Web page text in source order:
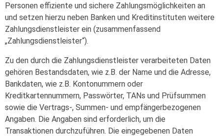
Personen effiziente und sichere Zahlungsmöglichkeiten an
und setzen hierzu neben Banken und Kreditinstituten weitere
Zahlungsdienstleister ein (zusammenfassend
„Zahlungsdienstleister“).
Zu den durch die Zahlungsdienstleister verarbeiteten Daten
gehören Bestandsdaten, wie z.B. der Name und die Adresse,
Bankdaten, wie z.B. Kontonummern oder
Kreditkartennummern, Passwörter, TANs und Prüfsummen
sowie die Vertrags-, Summen- und empfängerbezogenen
Angaben. Die Angaben sind erforderlich, um die
Transaktionen durchzuführen. Die eingegebenen Daten